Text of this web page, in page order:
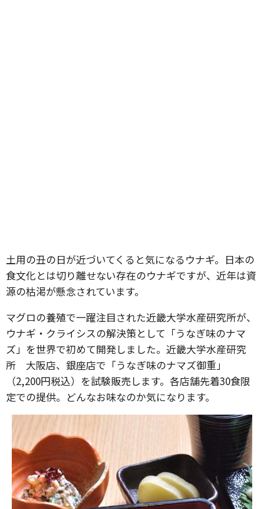
土用の丑の日が近づいてくると気になるウナギ。日本の
食文化とは切り離せない存在のウナギですが、近年は資
源の枯渇が懸念されています。
マグロの養殖で一躍注目された近畿大学水産研究所が、
ウナギ・クライシスの解決策として「うなぎ味のナマ
ズ」を世界で初めて開発しました。近畿大学水産研究
所 大阪店、銀座店で「うなぎ味のナマズ御重」
（2,200円税込）を試験販売します。各店舗先着30食限
定での提供。どんなお味なのか気になります。